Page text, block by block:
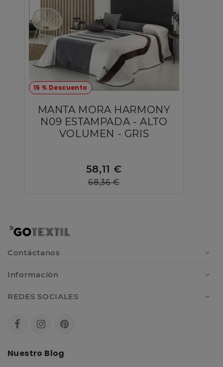
15 % Descuento
MANTA MORA HARMONY
N09 ESTAMPADA - ALTO
VOLUMEN - GRIS
58,11 €
68,36 €
Contáctanos
Información
REDES SOCIALES
Nuestro Blog